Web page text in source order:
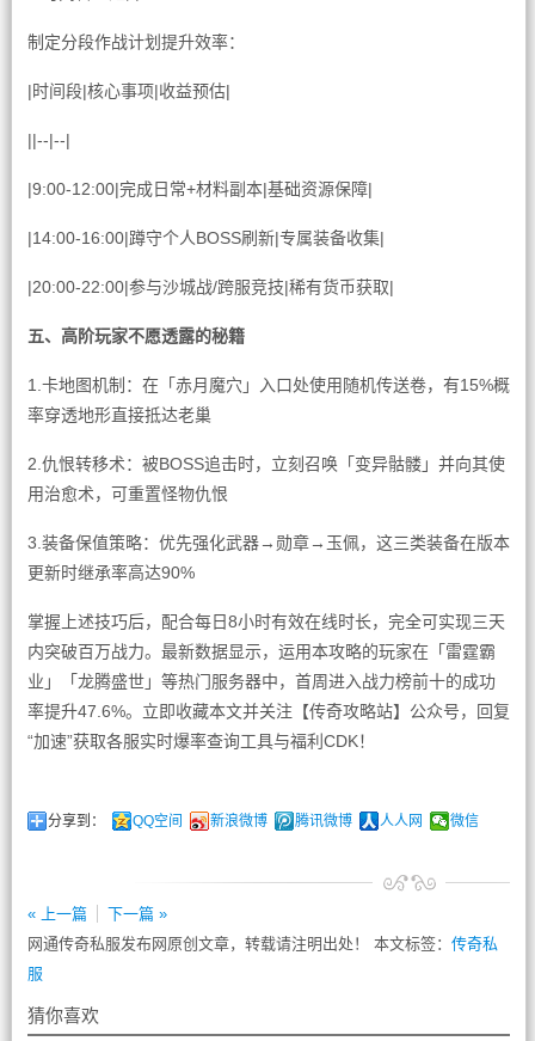
制定分段作战计划提升效率：
|时间段|核心事项|收益预估|
||--|--|
|9:00-12:00|完成日常+材料副本|基础资源保障|
|14:00-16:00|蹲守个人BOSS刷新|专属装备收集|
|20:00-22:00|参与沙城战/跨服竞技|稀有货币获取|
五、高阶玩家不愿透露的秘籍
1.卡地图机制：在「赤月魔穴」入口处使用随机传送卷，有15%概
率穿透地形直接抵达老巢
2.仇恨转移术：被BOSS追击时，立刻召唤「变异骷髅」并向其使
用治愈术，可重置怪物仇恨
3.装备保值策略：优先强化武器→勋章→玉佩，这三类装备在版本
更新时继承率高达90%
掌握上述技巧后，配合每日8小时有效在线时长，完全可实现三天
内突破百万战力。最新数据显示，运用本攻略的玩家在「雷霆霸
业」「龙腾盛世」等热门服务器中，首周进入战力榜前十的成功
率提升47.6%。立即收藏本文并关注【传奇攻略站】公众号，回复
“加速”获取各服实时爆率查询工具与福利CDK！
分享到： QQ空间 新浪微博 腾讯微博 人人网 微信
« 上一篇
下一篇 »
网通传奇私服发布网原创文章，转载请注明出处！ 本文标签： 传奇私
服
猜你喜欢